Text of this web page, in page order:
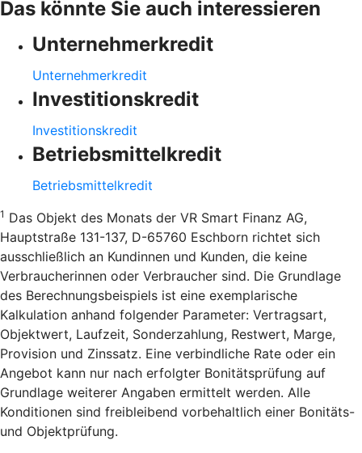
Das könnte Sie auch interessieren
Unternehmerkredit
Unternehmerkredit
Investitionskredit
Investitionskredit
Betriebsmittelkredit
Betriebsmittelkredit
1 Das Objekt des Monats der VR Smart Finanz AG,
Hauptstraße 131-137, D-65760 Eschborn richtet sich
ausschließlich an Kundinnen und Kunden, die keine
Verbraucherinnen oder Verbraucher sind. Die Grundlage
des Berechnungsbeispiels ist eine exemplarische
Kalkulation anhand folgender Parameter: Vertragsart,
Objektwert, Laufzeit, Sonderzahlung, Restwert, Marge,
Provision und Zinssatz. Eine verbindliche Rate oder ein
Angebot kann nur nach erfolgter Bonitätsprüfung auf
Grundlage weiterer Angaben ermittelt werden. Alle
Konditionen sind freibleibend vorbehaltlich einer Bonitäts-
und Objektprüfung.